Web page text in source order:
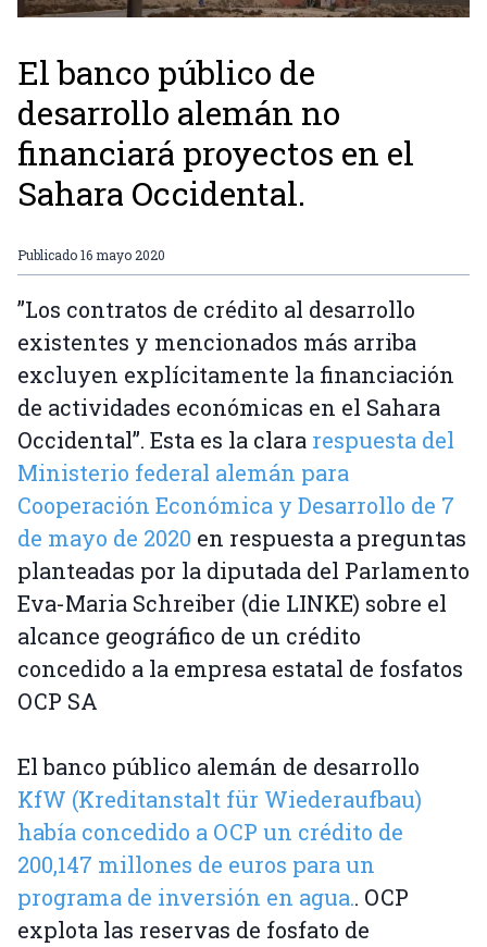
El banco público de
desarrollo alemán no
financiará proyectos en el
Sahara Occidental.
Publicado16 mayo 2020
”Los contratos de crédito al desarrollo
existentes y mencionados más arriba
excluyen explícitamente la financiación
de actividades económicas en el Sahara
Occidental”. Esta es la clara respuesta del
Ministerio federal alemán para
Cooperación Económica y Desarrollo de 7
de mayo de 2020 en respuesta a preguntas
planteadas por la diputada del Parlamento
Eva-Maria Schreiber (die LINKE) sobre el
alcance geográfico de un crédito
concedido a la empresa estatal de fosfatos
OCP SA
El banco público alemán de desarrollo
KfW (Kreditanstalt für Wiederaufbau)
había concedido a OCP un crédito de
200,147 millones de euros para un
programa de inversión en agua.. OCP
explota las reservas de fosfato de